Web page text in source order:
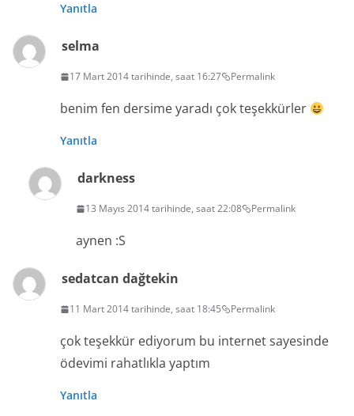
Yanıtla
selma
17 Mart 2014 tarihinde, saat 16:27 Permalink
benim fen dersime yaradı çok teşekkürler
Yanıtla
darkness
13 Mayıs 2014 tarihinde, saat 22:08 Permalink
aynen :S
sedatcan dağtekin
11 Mart 2014 tarihinde, saat 18:45 Permalink
çok teşekkür ediyorum bu internet sayesinde
ödevimi rahatlıkla yaptım
Yanıtla